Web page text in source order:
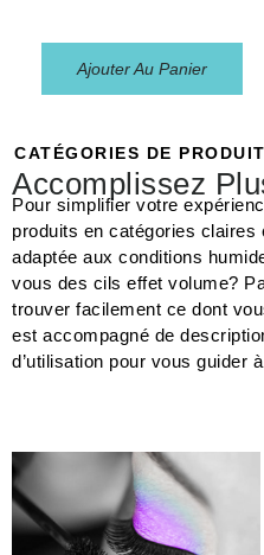
Ajouter Au Panier
CATÉGORIES DE
Accomplissez
Pour simplifier votre
produits en catégories claires
adaptée aux conditions
vous des cils effet volume?
trouver facilement ce dont
est accompagné de
d’utilisation pour vous guider